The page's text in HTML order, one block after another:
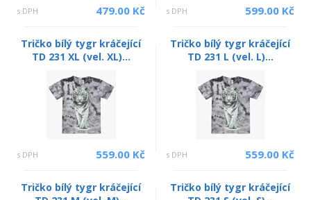
s DPH 479.00 Kč s DPH 599.00 Kč
Tričko bílý tygr kráčející
TD 231 XL (vel. XL)...
s DPH 559.00 Kč
Tričko bílý tygr kráčející
TD 231 L (vel. L)...
s DPH 559.00 Kč
Tričko bílý tygr kráčející
Tričko bílý tygr kráčející